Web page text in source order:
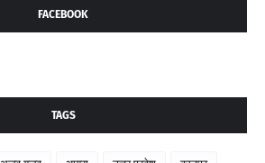
FACEBOOK
TAGS